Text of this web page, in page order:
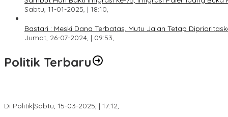
Sabtu, 11-01-2025, | 18:10,
Bastari : Meski Dana Terbatas, Mutu Jalan Tetap
Jumat, 26-07-2024, | 09:53,
Politik Terbaru
Di Politik|Sabtu, 15-03-2025, | 17:12,